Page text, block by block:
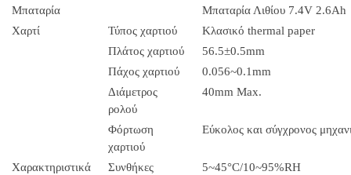
Μπαταρία
Μπαταρία Λιθίου 7.4V 2.6Ah
Χαρτί
Τύπος χαρτιού
Κλασικό thermal paper
Πλάτος χαρτιού
56.5±0.5mm
Πάχος χαρτιού
0.056~0.1mm
Διάμετρος
ρολού
40mm Max.
Φόρτωση
χαρτιού
Εύκολος και σύγχρονος
Χαρακτηριστικά
Συνθήκες
5~45°C/10~95%RH